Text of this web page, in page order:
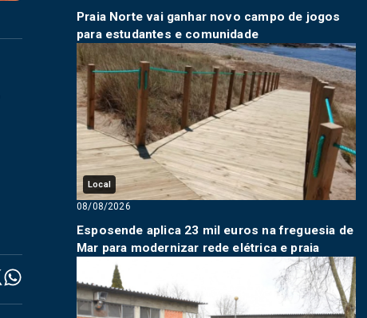
Praia Norte vai ganhar novo campo de jogos
para estudantes e comunidade
Local
08/08/2026
Esposende aplica 23 mil euros na freguesia de
Mar para modernizar rede elétrica e praia